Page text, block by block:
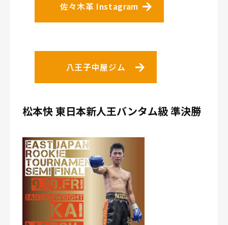
佐々木革 Instagram
八王子中屋ジム
松本快 東日本新人王バンタム級 準決勝